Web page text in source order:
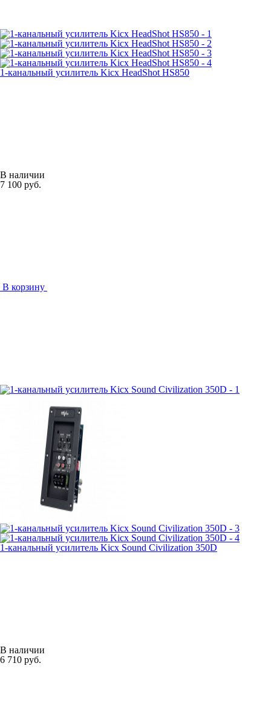
1-канальный усилитель Kicx HeadShot HS850
В наличии
7 100 руб.
В корзину
1-канальный усилитель Kicx Sound Civilization 350D
В наличии
6 710 руб.